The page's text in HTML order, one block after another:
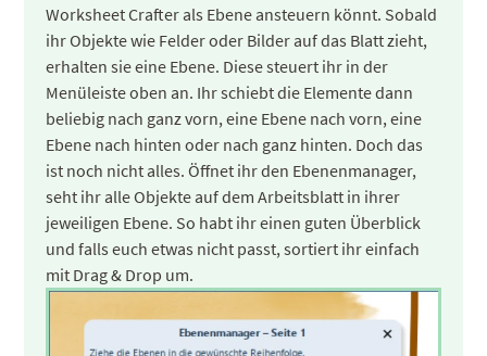
Worksheet Crafter als Ebene ansteuern könnt. Sobald
ihr Objekte wie Felder oder Bilder auf das Blatt zieht,
erhalten sie eine Ebene. Diese steuert ihr in der
Menüleiste oben an. Ihr schiebt die Elemente dann
beliebig nach ganz vorn, eine Ebene nach vorn, eine
Ebene nach hinten oder nach ganz hinten. Doch das
ist noch nicht alles. Öffnet ihr den Ebenenmanager,
seht ihr alle Objekte auf dem Arbeitsblatt in ihrer
jeweiligen Ebene. So habt ihr einen guten Überblick
und falls euch etwas nicht passt, sortiert ihr einfach
mit Drag & Drop um.